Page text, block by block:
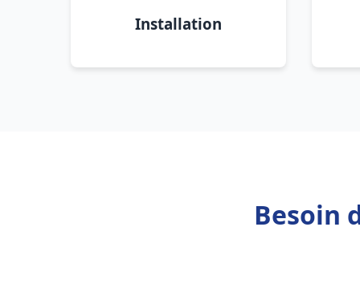
Installation
Besoin